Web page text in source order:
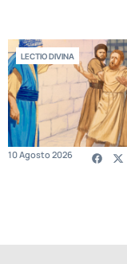
LECTIO DIVINA
10 Agosto 2026